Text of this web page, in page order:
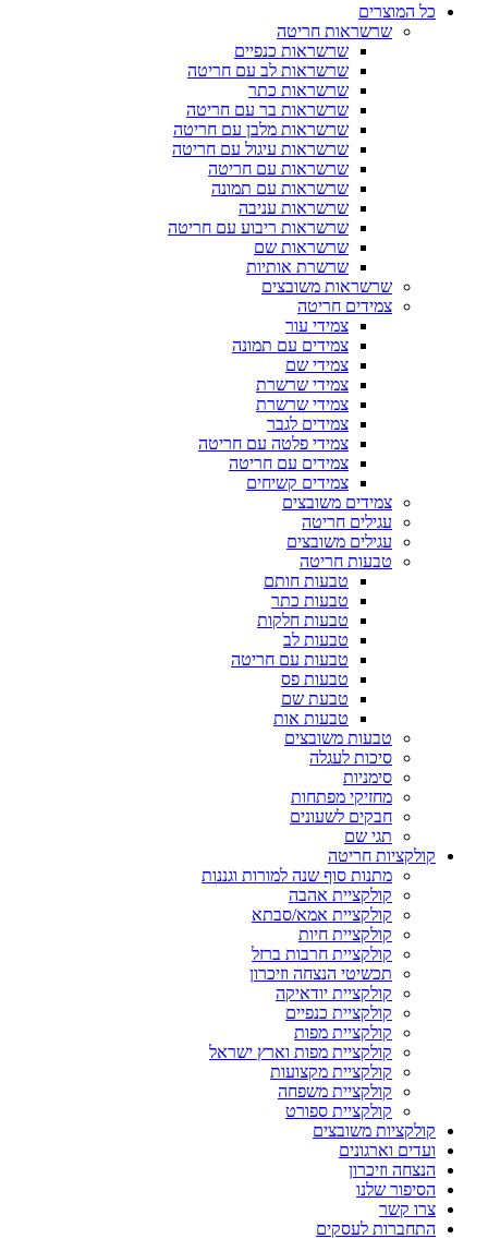
כל המוצרים
שרשראות חריטה
שרשראות כנפיים
שרשראות לב עם חריטה
שרשראות כתר
שרשראות בר עם חריטה
שרשראות מלבן עם חריטה
שרשראות עיגול עם חריטה
שרשראות עם חריטה
שרשראות עם תמונה
שרשראות עניבה
שרשראות ריבוע עם חריטה
שרשראות שם
שרשרת אותיות
שרשראות משובצים
צמידים חריטה
צמידי עור
צמידים עם תמונה
צמידי שם
צמידי שרשרת
צמידי שרשרת
צמידים לגבר
צמידי פלטה עם חריטה
צמידים עם חריטה
צמידים קשיחים
צמידים משובצים
עגילים חריטה
עגילים משובצים
טבעות חריטה
טבעות חותם
טבעות כתר
טבעות חלקות
טבעות לב
טבעות עם חריטה
טבעות פס
טבעת שם
טבעות אות
טבעות משובצים
סיכות לעגלה
סימניות
מחזיקי מפתחות
חבקים לשעונים
תגי שם
קולקציות חריטה
מתנות סוף שנה למורות וגננות
קולקציית אהבה
קולקציית אמא/סבתא
קולקציית חיות
קולקציית חרבות ברזל
תכשיטי הנצחה וזיכרון
קולקציית יודאיקה
קולקציית כנפיים
קולקציית מפות
קולקציית מפות וארץ ישראל
קולקציית מקצועות
קולקציית משפחה
קולקציית ספורט
קולקציות משובצים
ועדים וארגונים
הנצחה וזיכרון
הסיפור שלנו
צרו קשר
התחברות לעסקים